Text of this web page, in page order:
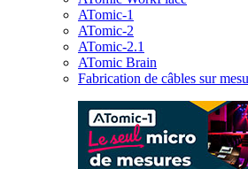
ATomic-1
ATomic-2
ATomic-2.1
ATomic Brain
Fabrication de câbles sur